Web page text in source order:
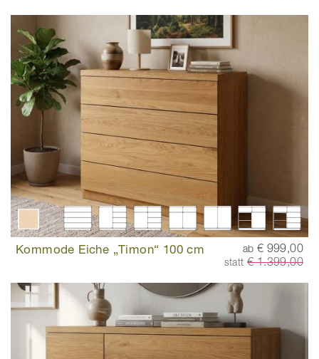
Kommode Eiche „Timon“ 100 cm ab € 999,00
statt € 1.399,00